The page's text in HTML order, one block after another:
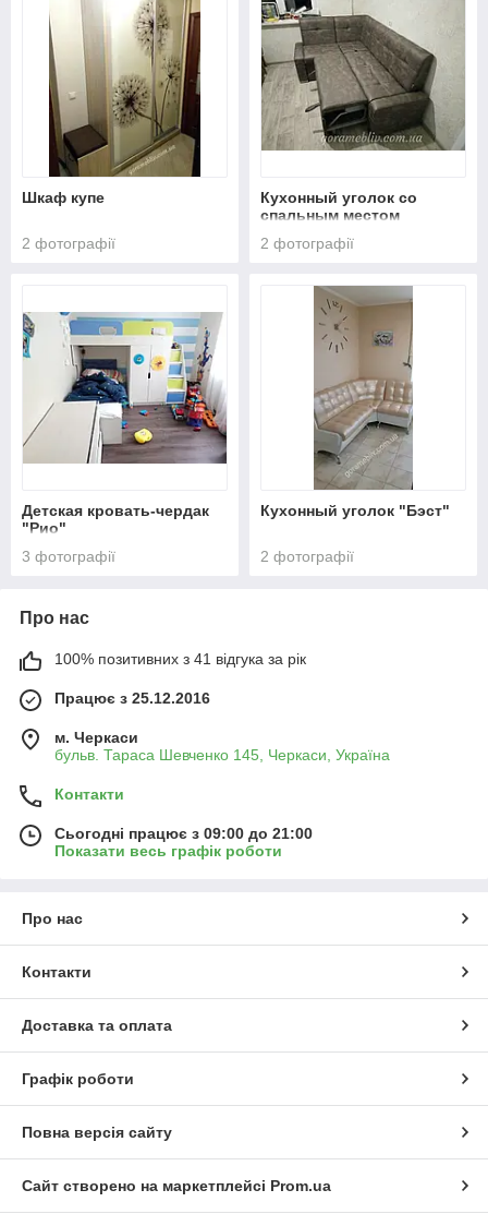
Шкаф купе
2 фотографії
Кухонный уголок со
спальным местом
2 фотографії
Детская кровать-чердак
"Рио"
3 фотографії
Кухонный уголок "Бэст"
2 фотографії
Про нас
100% позитивних з 41 відгука за рік
Працює з 25.12.2016
м. Черкаси
бульв. Тараса Шевченко 145, Черкаси, Україна
Контакти
Сьогодні працює з 09:00 до 21:00
Показати весь графік роботи
Про нас
Контакти
Доставка та оплата
Графік роботи
Повна версія сайту
Сайт створено на маркетплейсі Prom.ua